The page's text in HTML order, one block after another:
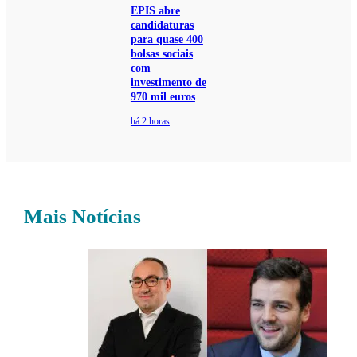
EPIS abre
candidaturas
para quase 400
bolsas sociais
com
investimento de
970 mil euros
há 2 horas
Mais Notícias